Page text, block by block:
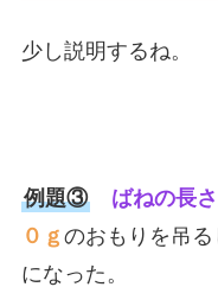
少し説明するね。
例題③ ばねの長さ
０ｇ のおもりを吊る
になった。